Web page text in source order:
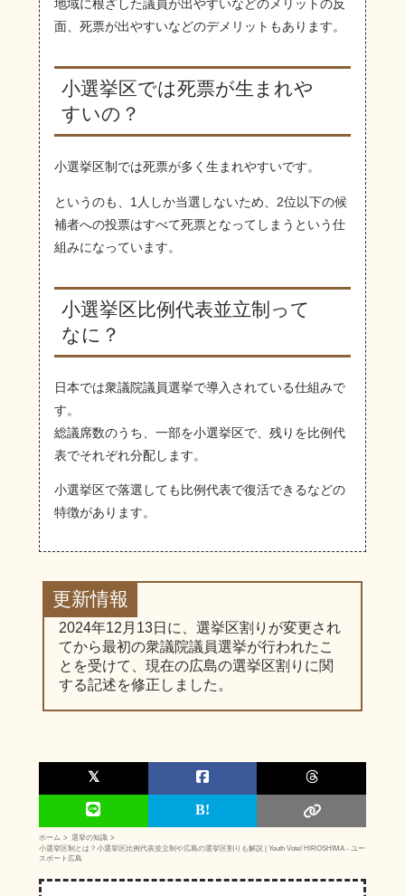
地域に根ざした議員が出やすいなどのメリットの反
面、死票が出やすいなどのデメリットもあります。
小選挙区では死票が生まれや
すいの？
小選挙区制では死票が多く生まれやすいです。
というのも、1人しか当選しないため、2位以下の候
補者への投票はすべて死票となってしまうという仕
組みになっています。
小選挙区比例代表並立制って
なに？
日本では衆議院議員選挙で導入されている仕組みで
す。
総議席数のうち、一部を小選挙区で、残りを比例代
表でそれぞれ分配します。
小選挙区で落選しても比例代表で復活できるなどの
特徴があります。
更新情報
2024年12月13日に、選挙区割りが変更され
てから最初の衆議院議員選挙が行われたこ
とを受けて、現在の広島の選挙区割りに関
する記述を修正しました。
ホーム
選挙の知識
小選挙区制とは？小選挙区比例代表並立制や広島の選挙区割りも解説 | Youth Vote! HIROSHIMA - ユー
スボート広島